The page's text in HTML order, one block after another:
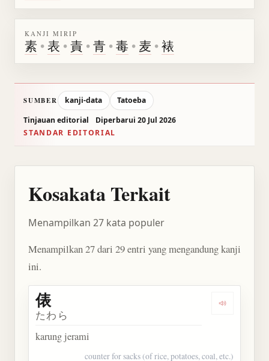
KANJI MIRIP
素 •表 •責 •青 •毒 • 麦 •裱
SUMBER kanji-data
Tatoeba
Tinjauan editorial
Diperbarui 20 Jul 2026
STANDAR EDITORIAL
Kosakata Terkait
Menampilkan 27 kata populer
Menampilkan 27 dari 29 entri yang mengandung kanji
ini.
Dengarkan
俵
たわら
karung jerami
counter for sacks (of rice, potatoes, coal, etc.)